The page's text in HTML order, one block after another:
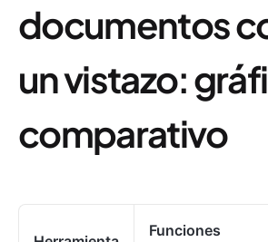
documentos
un vistazo:
comparativo
Funciones